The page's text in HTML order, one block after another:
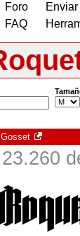
Foro
FAQ
23.260